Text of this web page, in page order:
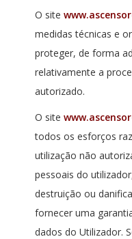
O site
medidas técnicas e
proteger, de forma
relativamente a
autorizado.
O site
todos os esforços
utilização não
pessoais do
destruição ou
fornecer uma
dados do Utilizador.